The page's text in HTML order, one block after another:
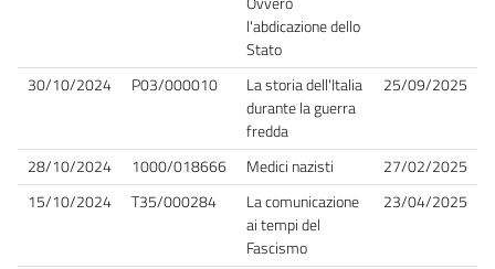
l'abdicazione dello
Stato
30/10/2024 P03/000010
La storia dell'Italia
durante la guerra
fredda
25/09/2025
28/10/2024 1000/018666 Medici nazisti
27/02/2025
15/10/2024
T35/000284
La comunicazione
ai tempi del
Fascismo
23/04/2025